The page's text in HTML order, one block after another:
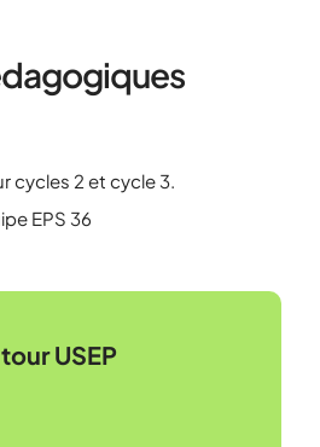
cycles 2 et cycle 3.
EPS 36
USEP